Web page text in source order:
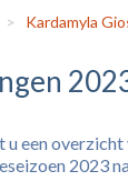
> Kardamyla
een overzicht
2023